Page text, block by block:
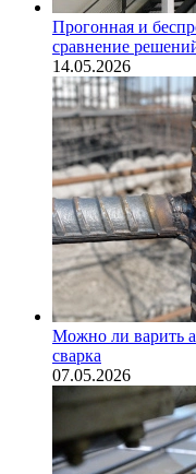
Прогонная и
сравнение
14.05.2026
Можно ли варить
сварка
07.05.2026